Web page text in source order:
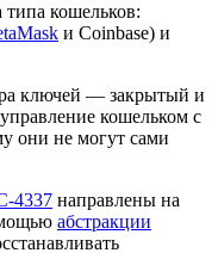
типа кошельков:
и Coinbase) и
ключей — закрытый и
кошельком с
они не могут сами
4337 направлены на
абстракции